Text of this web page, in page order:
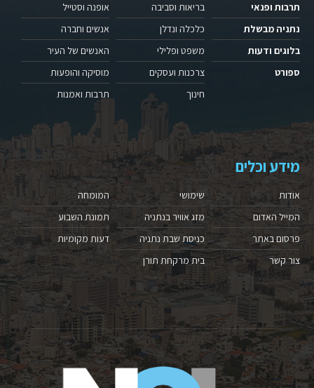
תרבות ופנאי
נתניה מבשלת
בלוגים ודעות
ספורט
בריאות וסביבה
כלכלה ונדלן
משפט ופלילי
צרכנות ועסקים
חינוך
אופנה וסטייל
אנשים וחברה
האנשים של העיר
מוסיקה והופעות
תרבות ואמנות
מידע וכלים
אודות
המייל האדום
פרסום באתר
צור קשר
שימושי
מזג אוויר בנתניה
כניסת שבת נתניה
בית מרקחת תורן
המומחה
תמונת השבוע
דעות מקומיות